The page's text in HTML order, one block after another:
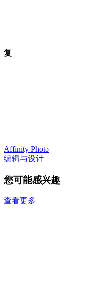
复
Affinity Photo
编辑与设计
您可能感兴趣
查看更多